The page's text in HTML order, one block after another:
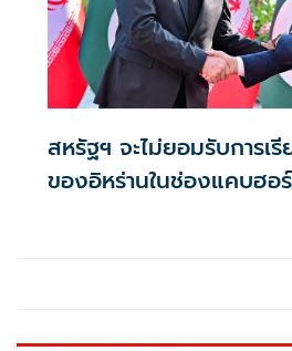
สหรัฐฯ จะไม่ยอมรับการเ
ของอิหร่านในช่องแคบฮอ